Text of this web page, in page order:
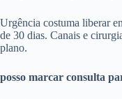
Urgência costuma liberar
de 30 dias. Canais e
plano.
posso marcar consulta